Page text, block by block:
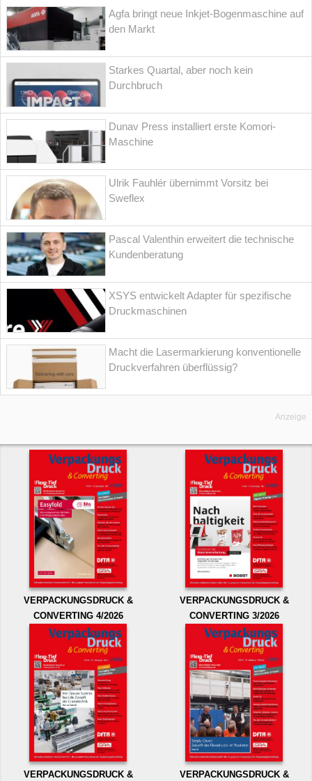
Agfa bringt neue Inkjet-Bogenmaschine auf
den Markt
Starkes Quartal, aber noch kein
Durchbruch
Dunav Press installiert erste Komori-
Maschine
Ulrik Fauhlér übernimmt Vorsitz bei
Sweflex
Pascal Valenthin erweitert die technische
Kundenberatung
XSYS entwickelt Adapter für spezifische
Druckmaschinen
Macht die Lasermarkierung konventionelle
Druckverfahren überflüssig?
Anzeige
VERPACKUNGSDRUCK &
CONVERTING 4/2026
VERPACKUNGSDRUCK &
CONVERTING 3/2026
VERPACKUNGSDRUCK &
VERPACKUNGSDRUCK &